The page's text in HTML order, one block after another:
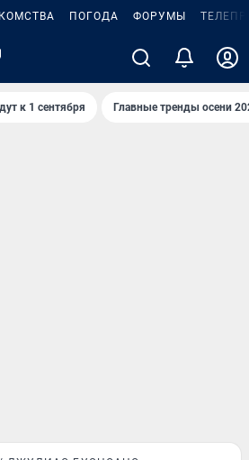
ПОГОДА ФОРУМЫ
к 1 сентября Главные тренды осени